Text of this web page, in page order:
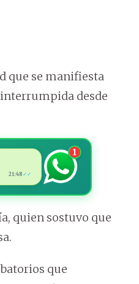
que se manifiesta
desde
21:48 ✓✓
1
quien sostuvo que
que